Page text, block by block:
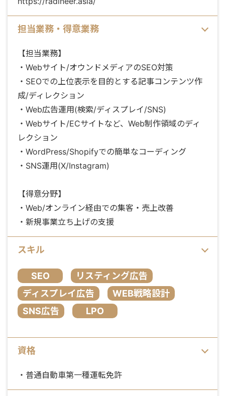
担当業務・得意業務
【担当業務】
・Webサイト/オウンドメディアのSEO対策
・SEOでの上位表示を目的とする記事コンテンツ作
成/ディレクション
・Web広告運用(検索/ディスプレイ/SNS)
・Webサイト/ECサイトなど、Web制作領域のディ
レクション
・WordPress/Shopifyでの簡単なコーディング
・SNS運用(X/Instagram)
【得意分野】
・Web/オンライン経由での集客・売上改善
・新規事業立ち上げの支援
スキル
SEO
リスティング広告
ディスプレイ広告
WEB戦略設計
SNS広告
LPO
資格
・普通自動車第一種運転免許